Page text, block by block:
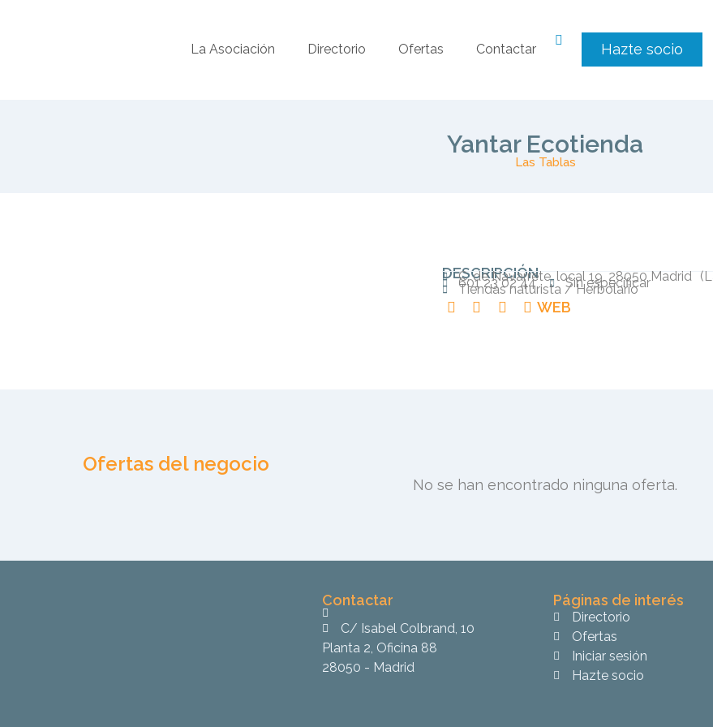
La Asociación Directorio Ofertas Contactar Hazte socio
Yantar Ecotienda
Las Tablas
DESCRIPCIÓN
C. de Navarrete, local 19, 28050 Madrid (
601 23 02 44 Sin especificar
Tiendas naturista / Herbolario
WEB
Ofertas del negocio
No se han encontrado ninguna oferta.
Contactar
C/ Isabel Colbrand, 10
Planta 2, Oficina 88
28050 - Madrid
Páginas de interés
Directorio
Ofertas
Iniciar sesión
Hazte socio